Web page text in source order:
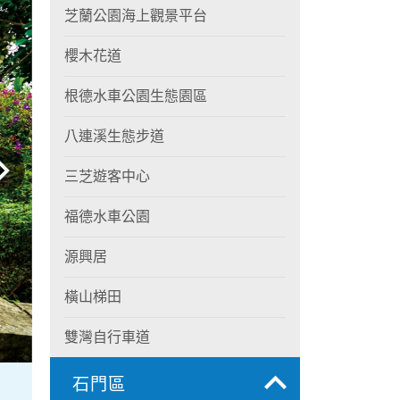
芝蘭公園海上觀景平台
櫻木花道
根德水車公園生態園區
八連溪生態步道
三芝遊客中心
福德水車公園
源興居
橫山梯田
雙灣自行車道
石門區